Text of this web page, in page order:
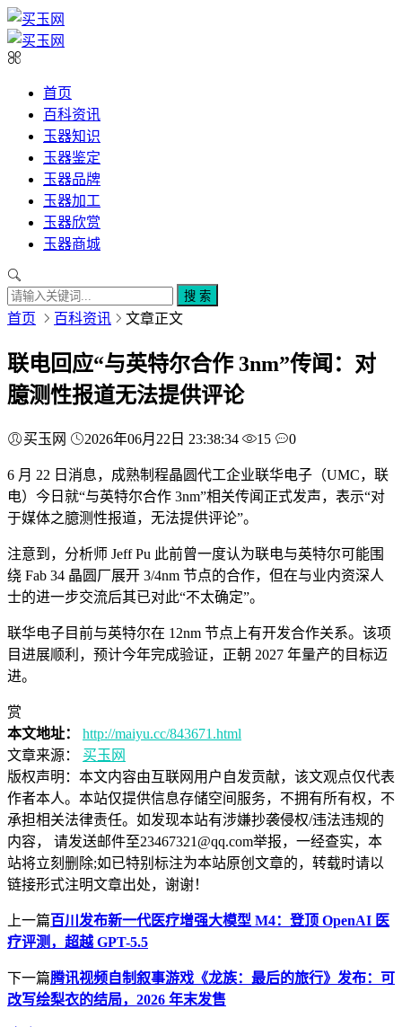
首页
百科资讯
玉器知识
玉器鉴定
玉器品牌
玉器加工
玉器欣赏
玉器商城
搜 索
首页 百科资讯 文章正文
联电回应“与英特尔合作 3nm”传闻：对
臆测性报道无法提供评论
买玉网 2026年06月22日 23:38:34 15 0
6 月 22 日消息，成熟制程晶圆代工企业联华电子（UMC，联
电）今日就“与英特尔合作 3nm”相关传闻正式发声，表示“对
于媒体之臆测性报道，无法提供评论”。
注意到，分析师 Jeff Pu 此前曾一度认为联电与英特尔可能围
绕 Fab 34 晶圆厂展开 3/4nm 节点的合作，但在与业内资深人
士的进一步交流后其已对此“不太确定”。
联华电子目前与英特尔在 12nm 节点上有开发合作关系。该项
目进展顺利，预计今年完成验证，正朝 2027 年量产的目标迈
进。
赏
本文地址：
http://maiyu.cc/843671.html
文章来源：
买玉网
版权声明： 本文内容由互联网用户自发贡献，该文观点仅代表
作者本人。本站仅提供信息存储空间服务，不拥有所有权，不
承担相关法律责任。如发现本站有涉嫌抄袭侵权/违法违规的
内容， 请发送邮件至23467321@qq.com举报，一经查实，本
站将立刻删除;如已特别标注为本站原创文章的，转载时请以
链接形式注明文章出处，谢谢！
上一篇百川发布新一代医疗增强大模型 M4：登顶 OpenAI 医
疗评测，超越 GPT-5.5
下一篇腾讯视频自制叙事游戏《龙族：最后的旅行》发布：可
改写绘梨衣的结局，2026 年末发售